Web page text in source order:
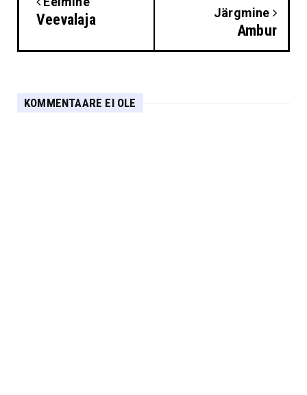
Veevalaja Järgmine
Ambur
KOMMENTAARE EI OLE